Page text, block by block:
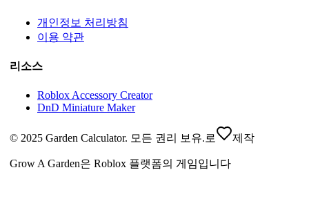
개인정보 처리방침
이용 약관
리소스
Roblox Accessory Creator
DnD Miniature Maker
© 2025 Garden Calculator. 모든 권리 보유.로 제작
Grow A Garden은 Roblox 플랫폼의 게임입니다